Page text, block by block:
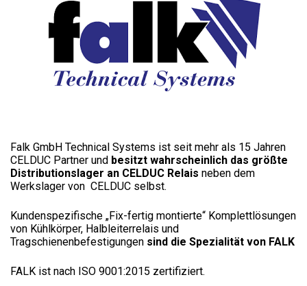
Falk GmbH Technical Systems ist seit mehr als 15 Jahren
CELDUC Partner und besitzt wahrscheinlich das größte
Distributionslager an CELDUC Relais neben dem
Werkslager von CELDUC selbst.
Kundenspezifische „Fix-fertig montierte“ Komplettlösungen
von Kühlkörper, Halbleiterrelais und
Tragschienenbefestigungen sind die Spezialität von FALK
FALK ist nach ISO 9001:2015 zertifiziert.